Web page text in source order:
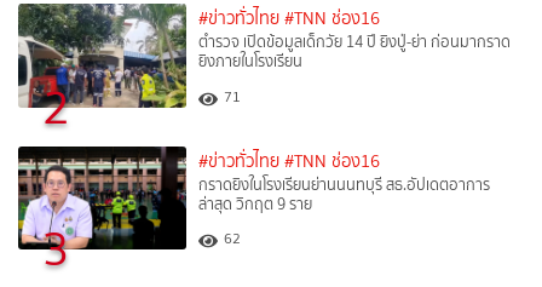
2
#ข่าวทั่วไทย #TNN ช่อง16
ตำรวจ เปิดข้อมูลเด็กวัย 14 ปี ยิงปู่-ย่า ก่อนมากราด
ยิงภายในโรงเรียน
71
3
#ข่าวทั่วไทย #TNN ช่อง16
กราดยิงในโรงเรียนย่านนนทบุรี สธ.อัปเดตอาการ
ล่าสุด วิกฤต 9 ราย
62